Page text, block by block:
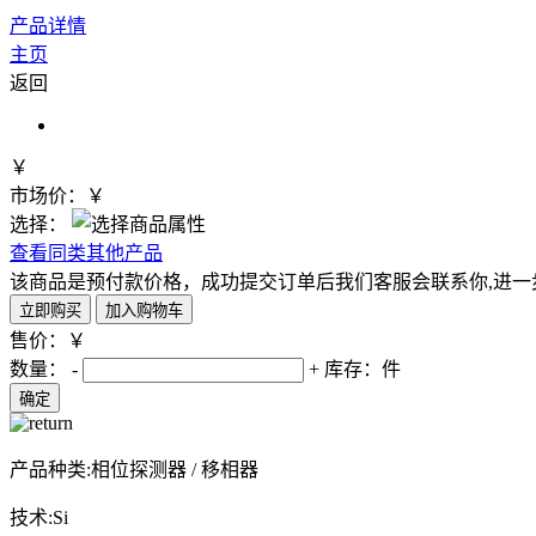
产品详情
主页
返回
￥
市场价：￥
选择：
查看同类其他产品
该商品是预付款价格，成功提交订单后我们客服会联系你,进一
售价：￥
数量：
- + 库存： 件
产品种类:相位探测器 / 移相器
技术:Si